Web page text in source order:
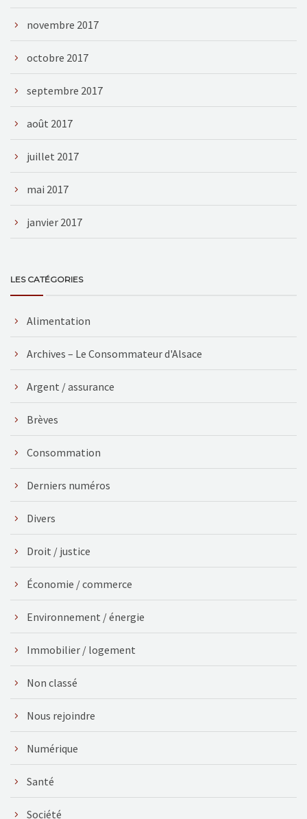
novembre 2017
octobre 2017
septembre 2017
août 2017
juillet 2017
mai 2017
janvier 2017
LES CATÉGORIES
Alimentation
Archives – Le Consommateur d'Alsace
Argent / assurance
Brèves
Consommation
Derniers numéros
Divers
Droit / justice
Économie / commerce
Environnement / énergie
Immobilier / logement
Non classé
Nous rejoindre
Numérique
Santé
Société